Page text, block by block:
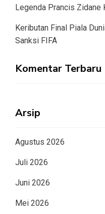
Legenda Prancis
Keributan Final Piala
Sanksi FIFA
Komentar Terbaru
Arsip
Agustus 2026
Juli 2026
Juni 2026
Mei 2026